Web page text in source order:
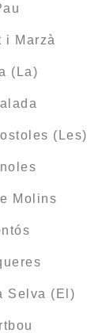
i Marzà
(La)
(Les)
Molins
Selva (El)